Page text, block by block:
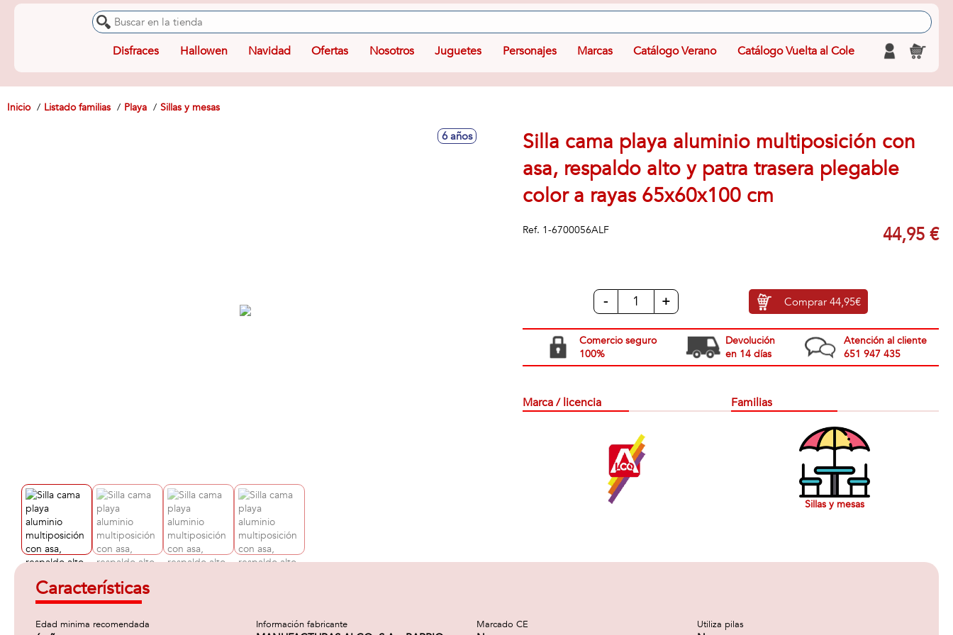
Disfraces Hallowen Navidad Ofertas Nosotros Juguetes Personajes Marcas Catálogo Verano Catálogo Vuelta al Cole
Inicio Listado familias Playa Sillas y mesas
6 años
Silla cama playa aluminio multiposición con
asa, respaldo alto y patra trasera plegable
color a rayas 65x60x100 cm
Ref. 1-6700056ALF 44,95 €
- + Comprar44,95€
Comercio seguro
100%
Devolución
en 14 días
Atención al cliente
651 947 435
Marca / licencia Familias
Sillas y mesas
Características
Edad minima recomendada Información fabricante Marcado CE Utiliza pilas